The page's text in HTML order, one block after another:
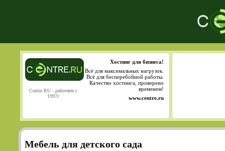
Centre.RU - работаем с
1997г
Хостинг для бизнеса!
Всё для максимальных нагрузок.
Всё для бесперебойной работы.
Качество хостинга, проверено
временем!
www.centre.ru
Мебель для детского сада